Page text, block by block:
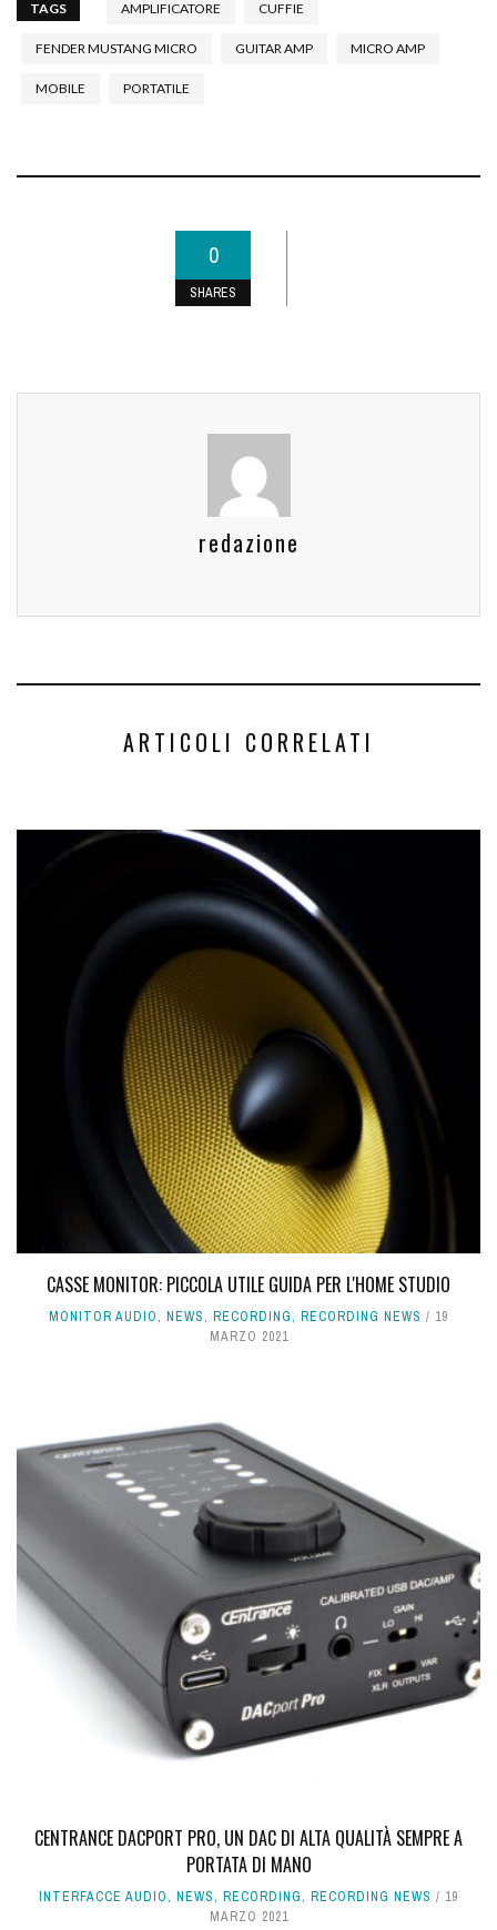
TAGS AMPLIFICATORE CUFFIE
FENDER MUSTANG MICRO GUITAR AMP MICRO AMP
MOBILE PORTATILE
0
SHARES
redazione
ARTICOLI CORRELATI
CASSE MONITOR: PICCOLA UTILE GUIDA PER L'HOME STUDIO
MONITOR AUDIO, NEWS, RECORDING, RECORDING NEWS
19
MARZO 2021
CENTRANCE DACPORT PRO, UN DAC DI ALTA QUALITÀ SEMPRE A
PORTATA DI MANO
INTERFACCE AUDIO, NEWS, RECORDING, RECORDING NEWS
19
MARZO 2021